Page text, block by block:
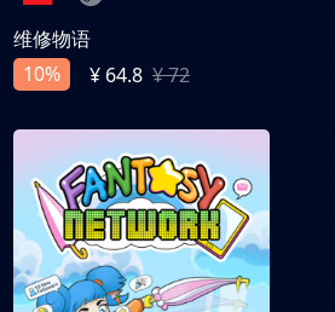
维修物语
10%
¥ 64.8 ¥ 72